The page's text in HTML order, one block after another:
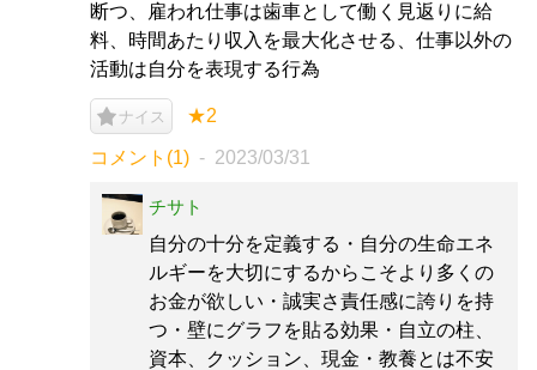
断つ、雇われ仕事は歯車として働く見返りに給
料、時間あたり収入を最大化させる、仕事以外の
活動は自分を表現する行為
ナイス ★2
コメント(1) 2023/03/31
チサト
自分の十分を定義する・自分の生命エネ
ルギーを大切にするからこそより多くの
お金が欲しい・誠実さ責任感に誇りを持
つ・壁にグラフを貼る効果・自立の柱、
資本、クッション、現金・教養とは不安